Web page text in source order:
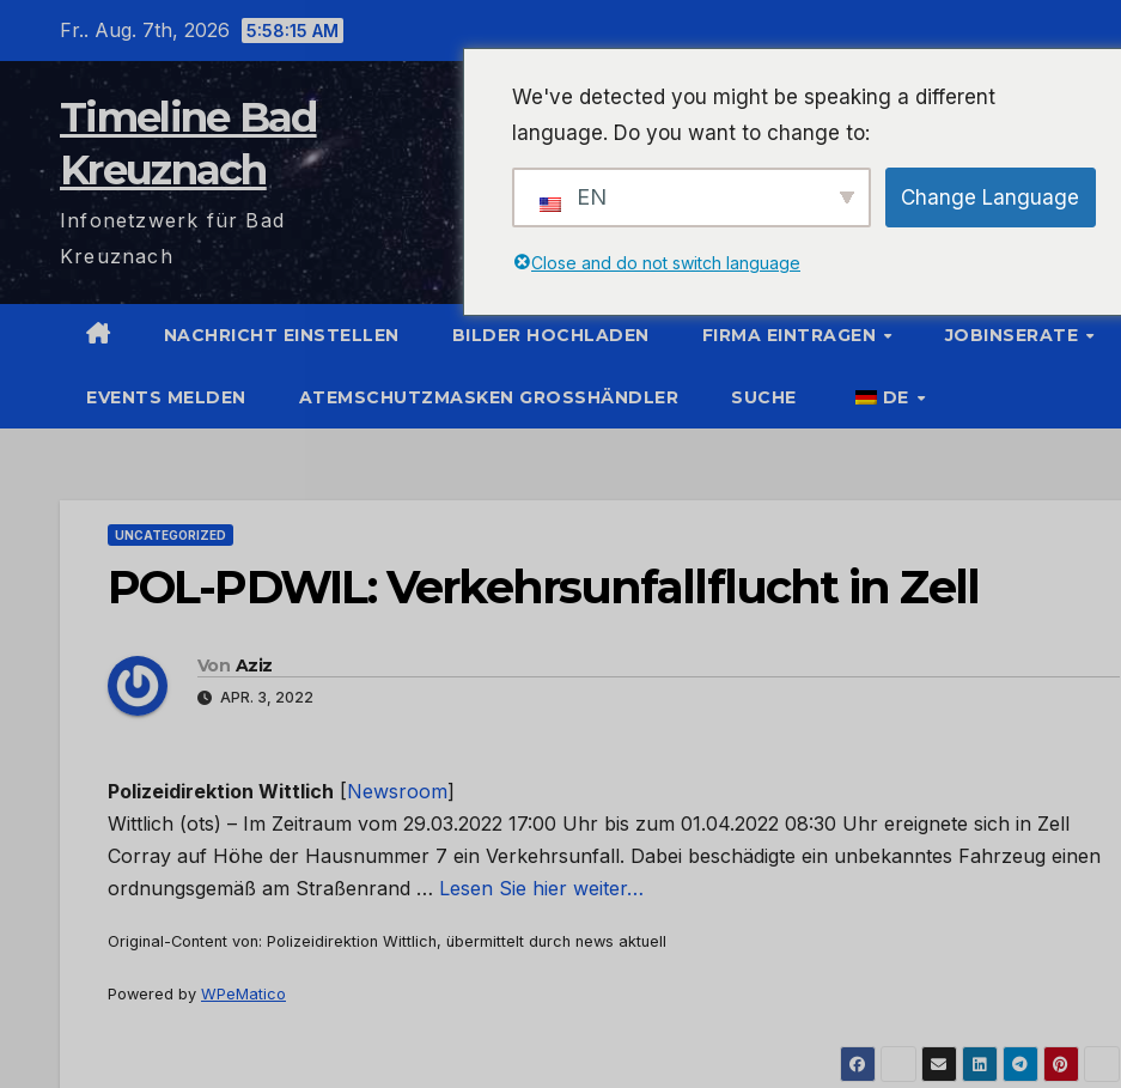
Fr.. Aug. 7th, 2026 5:58:15 AM
Timeline Bad
Kreuznach
Infonetzwerk für Bad
Kreuznach
NACHRICHT EINSTELLEN BILDER HOCHLADEN FIRMA EINTRAGEN JOBINSERATE
EVENTS MELDEN ATEMSCHUTZMASKEN GROSSHÄNDLER SUCHE DE
UNCATEGORIZED
POL-PDWIL: Verkehrsunfallflucht in Zell
Von Aziz
APR. 3, 2022
Polizeidirektion Wittlich [Newsroom]
Wittlich (ots) – Im Zeitraum vom 29.03.2022 17:00 Uhr bis zum 01.04.2022 08:30 Uhr ereignete sich in Zell
Corray auf Höhe der Hausnummer 7 ein Verkehrsunfall. Dabei beschädigte ein unbekanntes Fahrzeug einen
ordnungsgemäß am Straßenrand … Lesen Sie hier weiter…
Original-Content von: Polizeidirektion Wittlich, übermittelt durch news aktuell
Powered by WPeMatico
We've detected you might be speaking a different
language. Do you want to change to:
EN Change Language
Close and do not switch language